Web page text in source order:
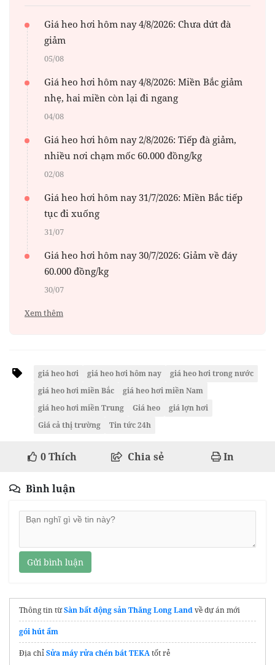
Giá heo hơi hôm nay 4/8/2026: Chưa dứt đà
giảm
05/08
Giá heo hơi hôm nay 4/8/2026: Miền Bắc giảm
nhẹ, hai miền còn lại đi ngang
04/08
Giá heo hơi hôm nay 2/8/2026: Tiếp đà giảm,
nhiều nơi chạm mốc 60.000 đồng/kg
02/08
Giá heo hơi hôm nay 31/7/2026: Miền Bắc tiếp
tục đi xuống
31/07
Giá heo hơi hôm nay 30/7/2026: Giảm về đáy
60.000 đồng/kg
30/07
Xem thêm
giá heo hơi giá heo hơi hôm nay
giá heo hơi trong nước
giá heo hơi miền Bắc
giá heo hơi miền Nam
giá heo hơi miền Trung
Giá heo
giá lợn hơi
Giá cả thị trường
Tin tức 24h
0Thích Chia sẻ In
Bình luận
Gửi bình luận
Thông tin từSàn bất động sản Thăng Long Landvề dự án mới
gói hút ẩm
Địa chỉSửa máy rửa chén bát TEKAtốt rẻ